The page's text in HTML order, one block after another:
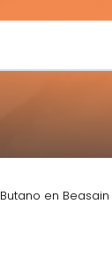
Butano en Beasain